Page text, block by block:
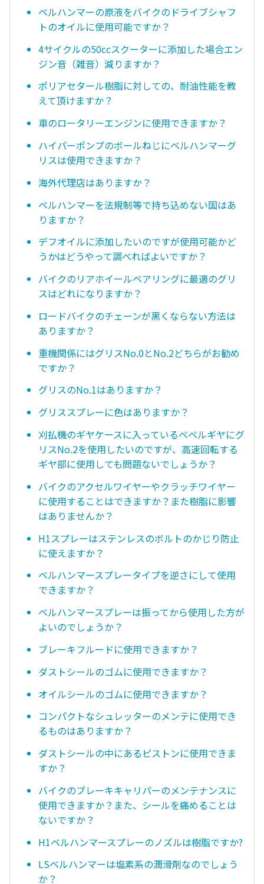
ベルハンマーの原液をバイクのドライブシャフ
トのオイルに使用可能ですか？
4サイクルの50ccスクーターに添加した場合エン
ジン音（雑音）減りますか？
ポリアセタール樹脂に対しての、耐油性能を教
えて頂けますか？
車のロータリーエンジンに使用できますか？
ハイパーポンプのボールねじにベルハンマーグ
リスは使用できますか？
海外代理店はありますか？
ベルハンマーを法規制等で持ち込めない国はあ
りますか？
デフオイルに添加したいのですが使用可能かど
うかはどうやって調べればよいですか？
バイクのリアホイールベアリングに最適のグリ
スはどれになりますか？
ロードバイクのチェーンが黒くならない方法は
ありますか？
重機関係にはグリスNo.0とNo.2どちらがお勧め
ですか？
グリスのNo.1はありますか？
グリススプレーに色はありますか？
刈払機のギヤケースに入っているベベルギヤにグ
リスNo.2を使用したいのですが、高速回転する
ギヤ部に使用しても問題ないでしょうか？
バイクのアクセルワイヤーやクラッチワイヤー
に使用することはできますか？また樹脂に影響
はありませんか？
H1スプレーはステンレスのボルトのかじり防止
に使えますか？
ベルハンマースプレータイプを逆さにして使用
できますか？
ベルハンマースプレーは振ってから使用した方が
よいのでしょうか？
ブレーキフルードに使用できますか？
ダストシールのゴムに使用できますか？
オイルシールのゴムに使用できますか？
コンパクトなシュレッターのメンテに使用でき
るものはありますか？
ダストシールの中にあるピストンに使用できま
すか？
バイクのブレーキキャリパーのメンテナンスに
使用できますか？また、シールを痛めることは
ないですか？
H1ベルハンマースプレーのノズルは樹脂ですか?
LSベルハンマーは塩素系の潤滑剤なのでしょう
か？